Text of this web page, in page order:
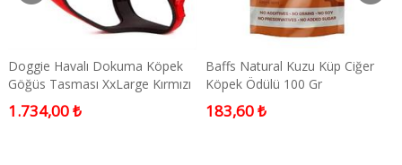
Doggie Havalı Dokuma Köpek
Göğüs Tasması XxLarge Kırmızı
2,5x70-80 Cm
1.734,00 ₺
Baffs Natural Kuzu Küp Ciğer
Köpek Ödülü 100 Gr
183,60 ₺